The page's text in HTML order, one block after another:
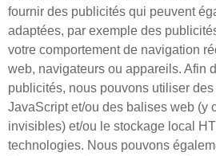
fournir des publicités qui peuvent
adaptées, par exemple des
votre comportement de navigation
web, navigateurs ou appareils. Afin
publicités, nous pouvons utiliser
JavaScript et/ou des balises web (y
invisibles) et/ou le stockage local
technologies. Nous pouvons